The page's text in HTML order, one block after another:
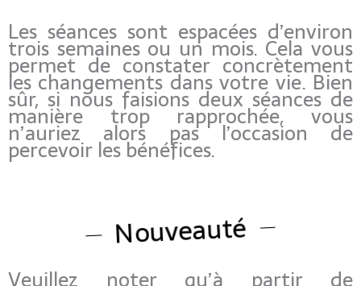
Les séances sont espacées d’environ
trois semaines ou un mois. Cela vous
permet de constater concrètement
les changements dans votre vie. Bien
sûr, si nous faisions deux séances de
manière trop rapprochée, vous
n’auriez alors pas l’occasion de
percevoir les bénéfices.
Nouveauté